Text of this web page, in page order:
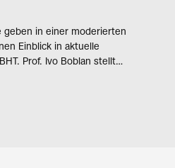
geben in einer moderierten
Einblick in aktuelle
Prof. Ivo Boblan stellt…